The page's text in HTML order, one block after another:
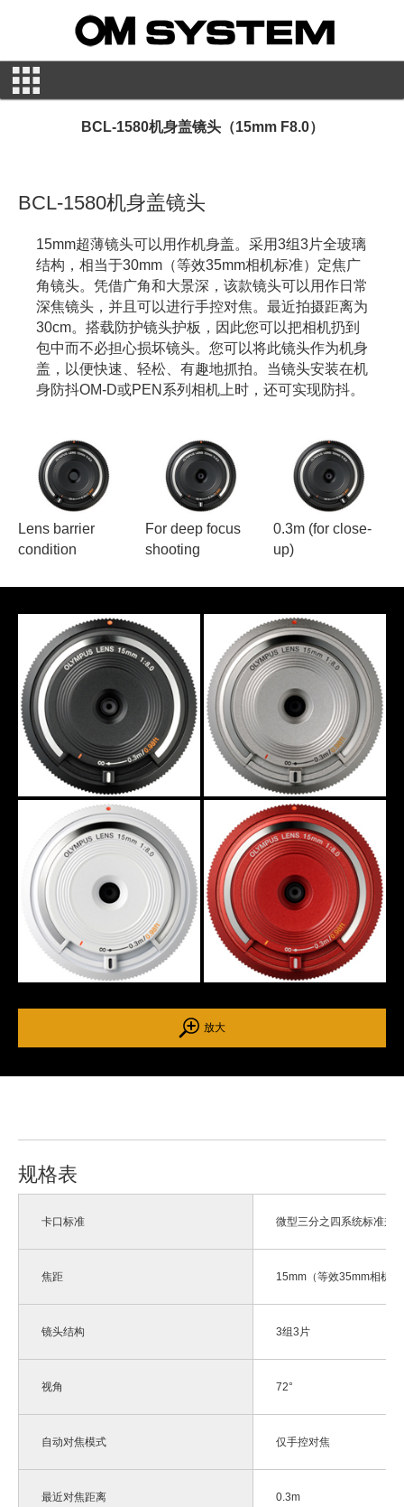
BCL-1580机身盖镜头（15mm F8.0）
BCL-1580机身盖镜头
15mm超薄镜头可以用作机身盖。采用3组3片全玻璃
结构，相当于30mm（等效35mm相机标准）定焦广
角镜头。凭借广角和大景深，该款镜头可以用作日常
深焦镜头，并且可以进行手控对焦。最近拍摄距离为
30cm。搭载防护镜头护板，因此您可以把相机扔到
包中而不必担心损坏镜头。您可以将此镜头作为机身
盖，以便快速、轻松、有趣地抓拍。当镜头安装在机
身防抖OM-D或PEN系列相机上时，还可实现防抖。
Lens barrier
condition
For deep focus
shooting
0.3m (for close-
up)
放大
规格表
卡口标准 微型三分之四系统标准兼
焦距 15mm（等效35mm相机
镜头结构 3组3片
视角 72°
自动对焦模式 仅手控对焦
最近对焦距离 0.3m